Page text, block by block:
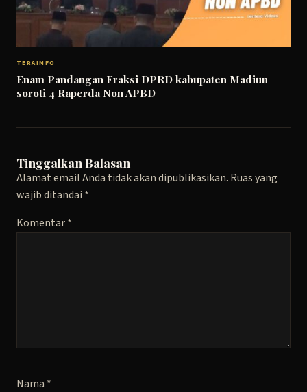
TERAINFO
Enam Pandangan Fraksi DPRD kabupaten Madiun
soroti 4 Raperda Non APBD
Tinggalkan Balasan
Alamat email Anda tidak akan dipublikasikan. Ruas yang
wajib ditandai *
Komentar*
Nama *